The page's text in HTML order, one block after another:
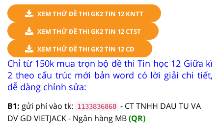
XEM THỬ ĐỀ THI GK2 TIN 12 KNTT
XEM THỬ ĐỀ THI GK2 TIN 12 CTST
XEM THỬ ĐỀ THI GK2 TIN 12 CD
Chỉ từ 150k mua trọn bộ đề thi Tin học 12 Giữa kì
2 theo cấu trúc mới bản word có lời giải chi tiết,
dễ dàng chỉnh sửa:
B1: gửi phí vào tk: 1133836868 - CT TNHH DAU TU VA
DV GD VIETJACK - Ngân hàng MB(QR)